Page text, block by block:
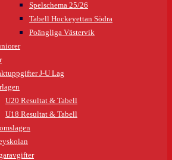
Spelschema 25/26
Tabell Hockeyettan Södra
Poängliga Västervik
J-U Lag
U20 Resultat & Tabell
U18 Resultat & Tabell